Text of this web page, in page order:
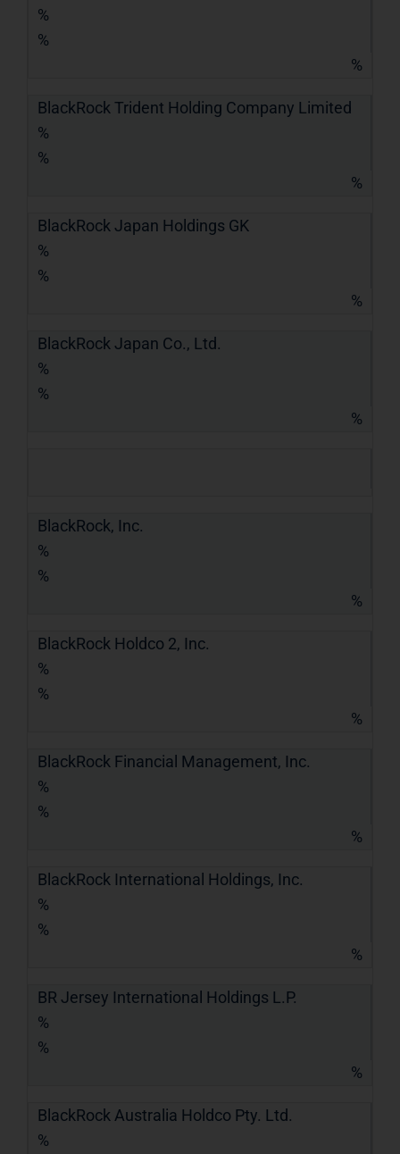
%
%
%
BlackRock Trident Holding Company Limited
%
%
%
BlackRock Japan Holdings GK
%
%
%
BlackRock Japan Co., Ltd.
%
%
%
BlackRock, Inc.
%
%
%
BlackRock Holdco 2, Inc.
%
%
%
BlackRock Financial Management, Inc.
%
%
%
BlackRock International Holdings, Inc.
%
%
%
BR Jersey International Holdings L.P.
%
%
%
BlackRock Australia Holdco Pty. Ltd.
%